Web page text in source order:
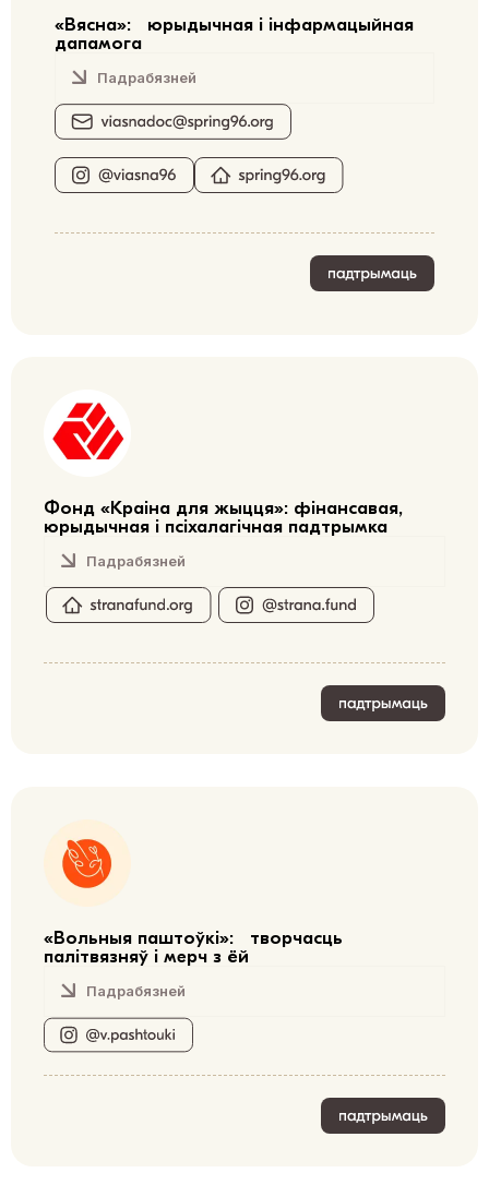
«Вясна»: юрыдычная і інфармацыйная
дапамога
Падрабязней
Фонд «Краіна для жыцця»: фінансавая,
юрыдычная і псіхалагічная падтрымка
Падрабязней
«Вольныя паштоўкі»: творчасць
палітвязняў і мерч з ёй
Падрабязней